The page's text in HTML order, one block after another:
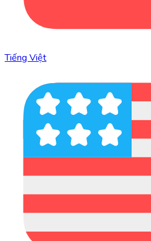
Tiếng Việt